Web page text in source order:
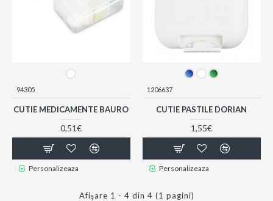
94305
CUTIE MEDICAMENTE BAURO
0,51€
Personalizeaza
1206637
CUTIE PASTILE DORIAN
1,55€
Personalizeaza
Afişare 1 - 4 din 4 (1 pagini)